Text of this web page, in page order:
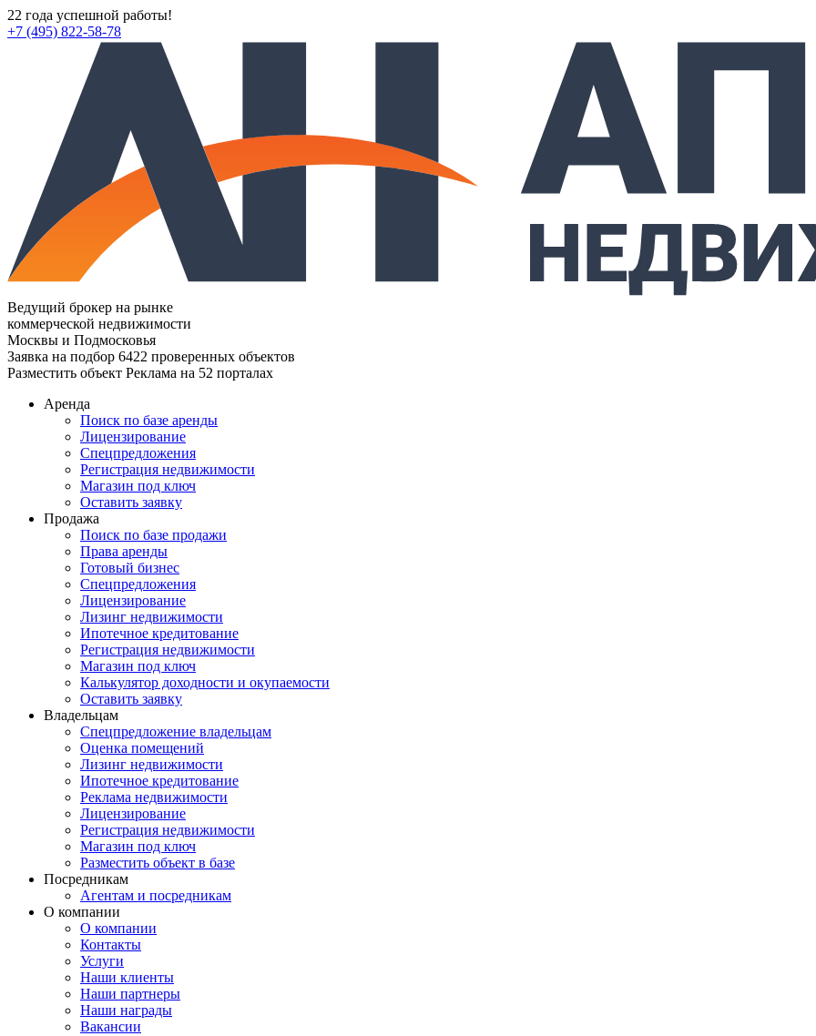
22 года успешной работы!
+7 (495) 822-58-78
Ведущий брокер на рынке
коммерческой недвижимости
Москвы и Подмосковья
Заявка на подбор 6422 проверенных объектов
Разместить объект Реклама на 52 порталах
Аренда
Поиск по базе аренды
Лицензирование
Спецпредложения
Регистрация недвижимости
Магазин под ключ
Оставить заявку
Продажа
Поиск по базе продажи
Права аренды
Готовый бизнес
Спецпредложения
Лицензирование
Лизинг недвижимости
Ипотечное кредитование
Регистрация недвижимости
Магазин под ключ
Калькулятор доходности и окупаемости
Оставить заявку
Владельцам
Спецпредложение владельцам
Оценка помещений
Лизинг недвижимости
Ипотечное кредитование
Реклама недвижимости
Лицензирование
Регистрация недвижимости
Магазин под ключ
Разместить объект в базе
Посредникам
Агентам и посредникам
О компании
О компании
Контакты
Услуги
Наши клиенты
Наши партнеры
Наши награды
Вакансии